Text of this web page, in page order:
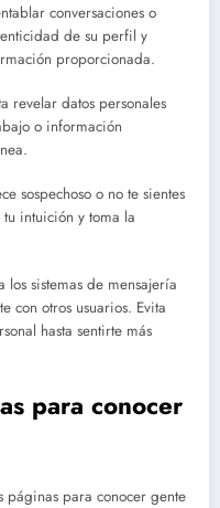
conversaciones o
de su perfil y
proporcionada.
revelar datos personales
o información
sospechoso o no te sientes
intuición y toma la
los sistemas de mensajería
con otros usuarios. Evita
hasta sentirte más
para conocer
páginas para conocer gente